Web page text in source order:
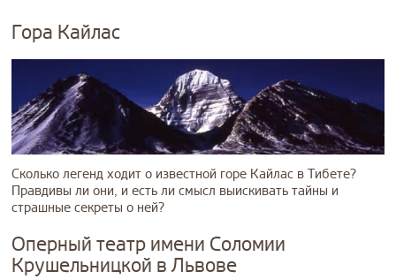
Гора Кайлас
Сколько легенд ходит о известной горе Кайлас в Тибете?
Правдивы ли они, и есть ли смысл выискивать тайны и
страшные секреты о ней?
Оперный театр имени Соломии
Крушельницкой в Львове